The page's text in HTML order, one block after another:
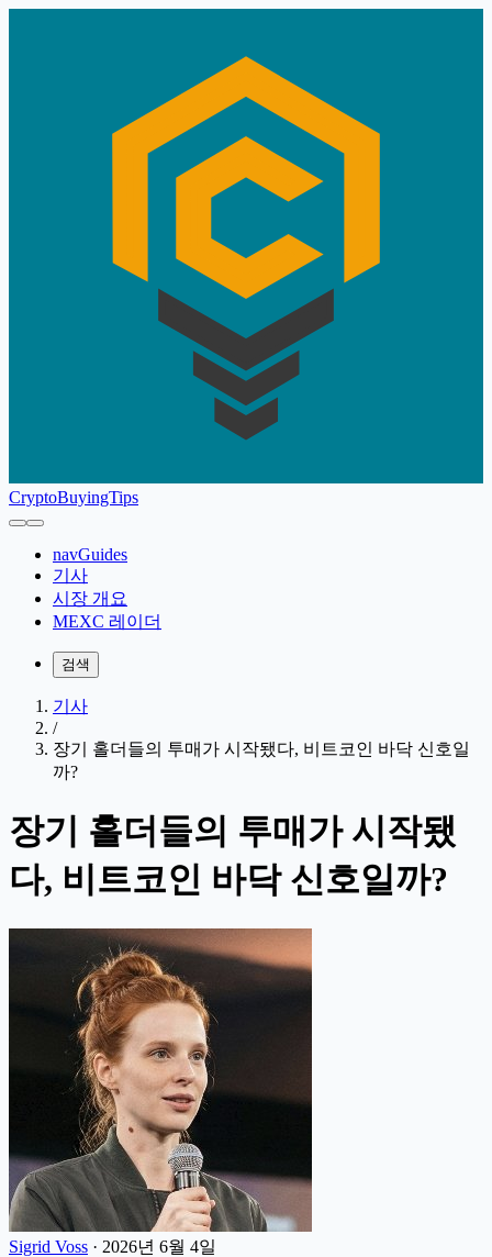
CryptoBuyingTips
navGuides
기사
시장 개요
MEXC 레이더
검색
기사
/
장기 홀더들의 투매가 시작됐다, 비트코인 바닥 신호일
까?
장기 홀더들의 투매가 시작됐
다, 비트코인 바닥 신호일까?
Sigrid Voss · 2026년 6월 4일